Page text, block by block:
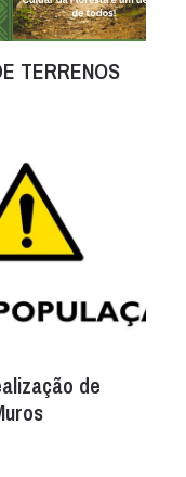
TERRENOS
de